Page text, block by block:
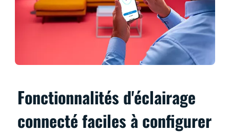
Fonctionnalités d'éclairage
connecté faciles à configurer